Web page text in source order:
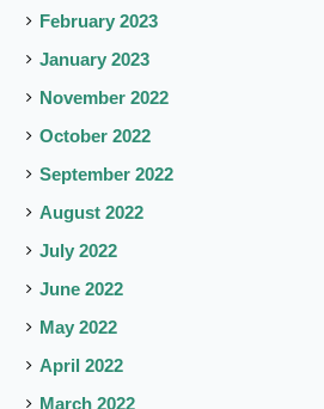
February 2023
January 2023
November 2022
October 2022
September 2022
August 2022
July 2022
June 2022
May 2022
April 2022
March 2022